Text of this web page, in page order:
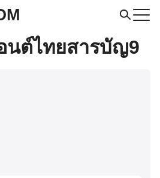
นต์ไทยสารบัญ9